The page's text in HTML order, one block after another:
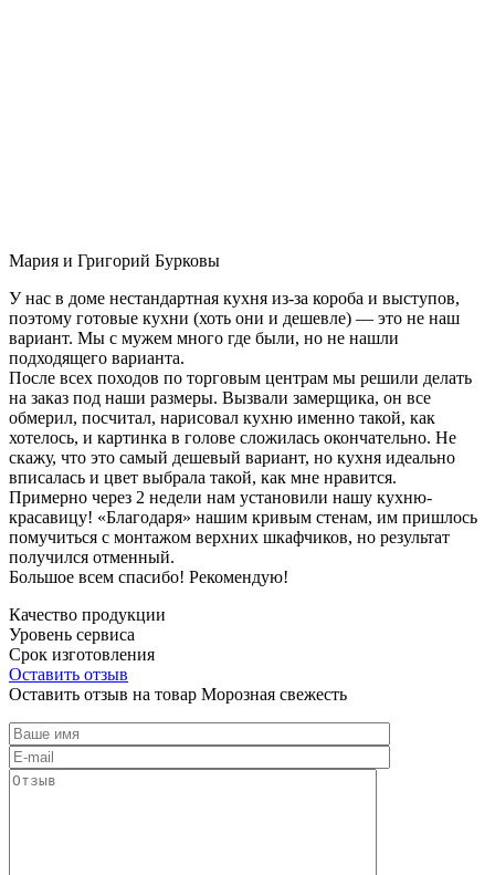
Мария и Григорий Бурковы
У нас в доме нестандартная кухня из-за короба и выступов,
поэтому готовые кухни (хоть они и дешевле) — это не наш
вариант. Мы с мужем много где были, но не нашли
подходящего варианта.
После всех походов по торговым центрам мы решили делать
на заказ под наши размеры. Вызвали замерщика, он все
обмерил, посчитал, нарисовал кухню именно такой, как
хотелось, и картинка в голове сложилась окончательно. Не
скажу, что это самый дешевый вариант, но кухня идеально
вписалась и цвет выбрала такой, как мне нравится.
Примерно через 2 недели нам установили нашу кухню-
красавицу! «Благодаря» нашим кривым стенам, им пришлось
помучиться с монтажом верхних шкафчиков, но результат
получился отменный.
Большое всем спасибо! Рекомендую!
Качество продукции
Уровень сервиса
Срок изготовления
Оставить отзыв
Оставить отзыв на товар Морозная свежесть